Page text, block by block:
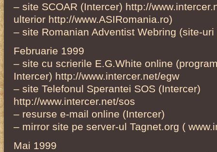
– site SCOAR (Intercer) http://
ulterior http://www.ASIRomania.ro)
– site Romanian Adventist Webring (site-
Februarie 1999
– site cu scrierile E.G.White online
Intercer) http://www.intercer.net/egw
– site Telefonul Sperantei SOS (Intercer)
http://www.intercer.net/sos
– resurse e-mail online (Intercer)
– mirror site pe server-ul Tagnet.org (
Mai 1999